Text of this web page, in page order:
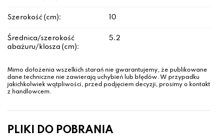
Szerokość (cm): 10
Średnica/szerokość
abażuru/klosza (cm):
5.2
Mimo dołożenia wszelkich starań nie gwarantujemy, że publikowane
dane techniczne nie zawierają uchybień lub błędów. W przypadku
jakichkolwiek wątpliwości, przed podjęciem decyzji, prosimy o kontakt
z handlowcem.
PLIKI DO POBRANIA